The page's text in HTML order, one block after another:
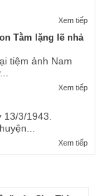
Xem tiếp
Tằm lặng lẽ nhả
tiệm ảnh Nam
Xem tiếp
3/1943.
Xem tiếp